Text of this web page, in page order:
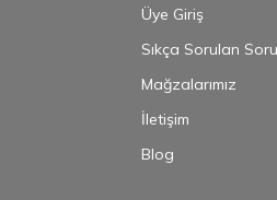
Üye Giriş
Sıkça Sorulan
Mağzalarımız
İletişim
Blog